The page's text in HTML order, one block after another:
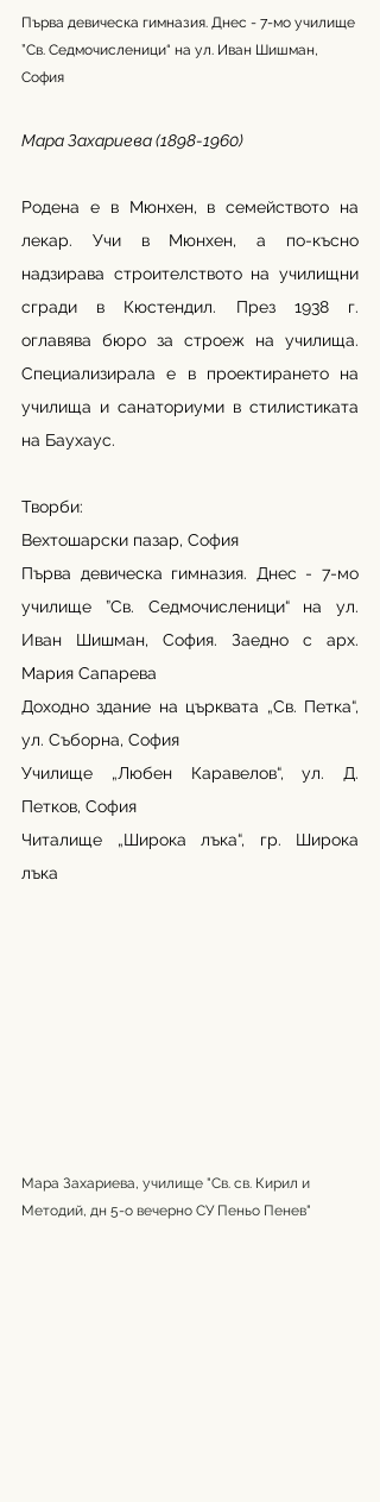
Първа девическа гимназия. Днес - 7-мо училище
”Св. Седмочисленици“ на ул. Иван Шишман,
София
Мара Захариева (1898-1960)
Родена е в Мюнхен, в семейството на
лекар. Учи в Мюнхен, а по-късно
надзирава строителството на училищни
сгради в Кюстендил. През 1938 г.
оглавява бюро за строеж на училища.
Специализирала е в проектирането на
училища и санаториуми в стилистиката
на Баухаус.
Творби:
Вехтошарски пазар, София
Първа девическа гимназия. Днес - 7-мо
училище ”Св. Седмочисленици“ на ул.
Иван Шишман, София. Заедно с арх.
Мария Сапарева
Доходно здание на църквата „Св. Петка“,
ул. Съборна, София
Училище „Любен Каравелов“, ул. Д.
Петков, София
Читалище „Широка лъка“, гр. Широка
лъка
Мара Захариева, училище "Св. св. Кирил и
Методий, дн 5-о вечерно СУ Пеньо Пенев"